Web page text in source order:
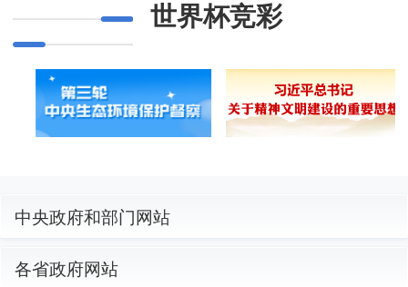
世界杯竞彩
中央政府和部门网站
各省政府网站